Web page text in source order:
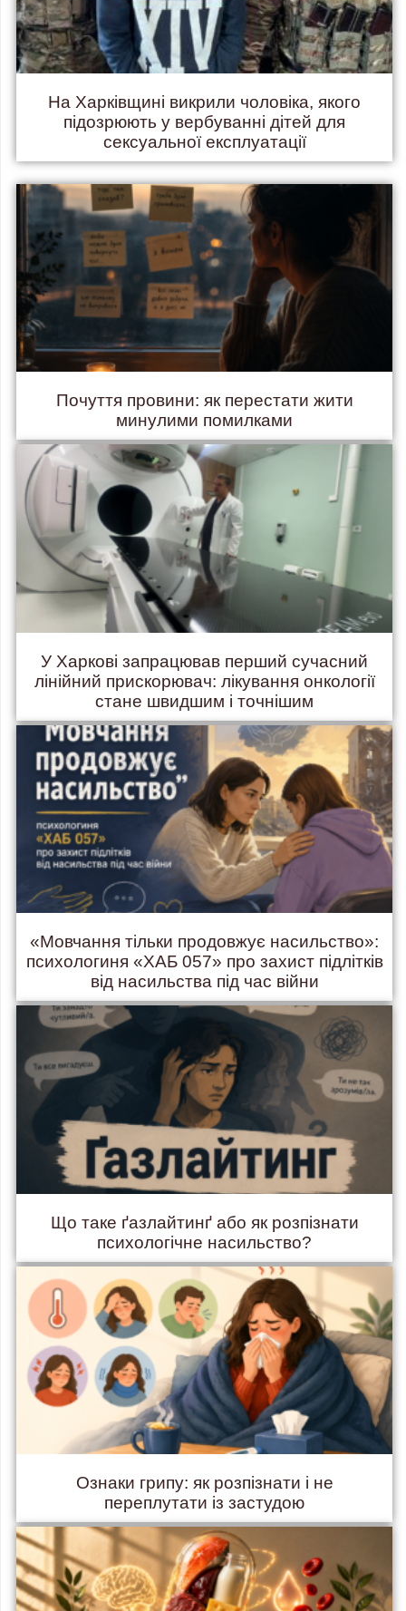
На Харківщині викрили чоловіка, якого
підозрюють у вербуванні дітей для
сексуальної експлуатації
Почуття провини: як перестати жити
минулими помилками
У Харкові запрацював перший сучасний
лінійний прискорювач: лікування онкології
стане швидшим і точнішим
«Мовчання тільки продовжує насильство»:
психологиня «ХАБ 057» про захист підлітків
від насильства під час війни
Що таке ґазлайтинґ або як розпізнати
психологічне насильство?
Ознаки грипу: як розпізнати і не
переплутати із застудою